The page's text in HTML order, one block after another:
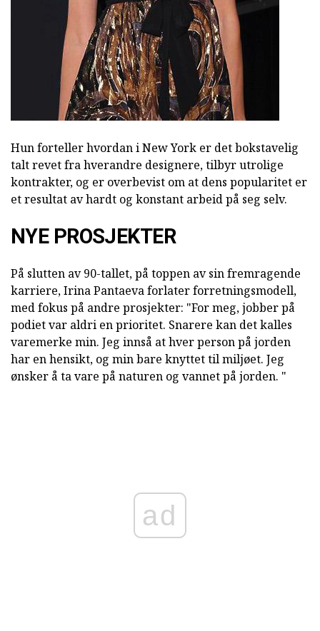
Hun forteller hvordan i New York er det bokstavelig
talt revet fra hverandre designere, tilbyr utrolige
kontrakter, og er overbevist om at dens popularitet er
et resultat av hardt og konstant arbeid på seg selv.
NYE PROSJEKTER
På slutten av 90-tallet, på toppen av sin fremragende
karriere, Irina Pantaeva forlater forretningsmodell,
med fokus på andre prosjekter: "For meg, jobber på
podiet var aldri en prioritet. Snarere kan det kalles
varemerke min. Jeg innså at hver person på jorden
har en hensikt, og min bare knyttet til miljøet. Jeg
ønsker å ta vare på naturen og vannet på jorden. "
ad